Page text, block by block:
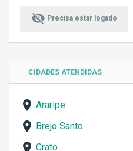
visibility_off Precisa estar logado
CIDADES ATENDIDAS
Araripe
Brejo Santo
Crato